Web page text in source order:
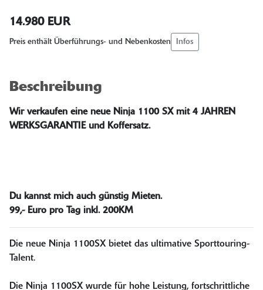
14.980 EUR
Preis enthält Überführungs- und Nebenkosten Infos
Beschreibung
Wir verkaufen eine neue Ninja 1100 SX mit 4 JAHREN
WERKSGARANTIE und Koffersatz.
Du kannst mich auch günstig Mieten.
99,- Euro pro Tag inkl. 200KM
Die neue Ninja 1100SX bietet das ultimative Sporttouring-
Talent.
Die Ninja 1100SX wurde für hohe Leistung, fortschrittliche